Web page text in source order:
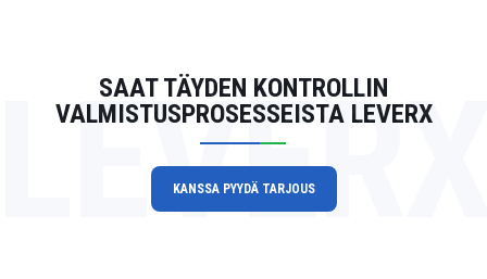
SAAT TÄYDEN KONTROLLIN
VALMISTUSPROSESSEISTA LEVERX
KANSSA PYYDÄ TARJOUS